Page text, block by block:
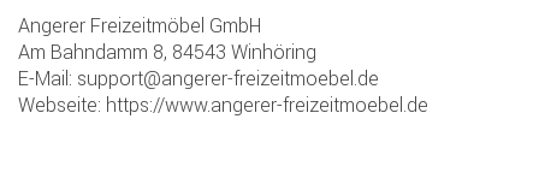
Angerer Freizeitmöbel GmbH
Am Bahndamm 8, 84543 Winhöring
E-Mail: support@angerer-freizeitmoebel.de
Webseite: https://www.angerer-freizeitmoebel.de